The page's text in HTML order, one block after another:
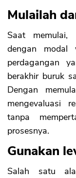
Mulailah
Saat memulai,
dengan modal
perdagangan
berakhir buruk
Dengan
mengevaluasi
tanpa
prosesnya.
Gunakan
Salah satu